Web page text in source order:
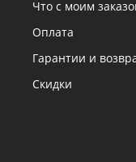
Что с моим
Оплата
Гарантии и
Скидки